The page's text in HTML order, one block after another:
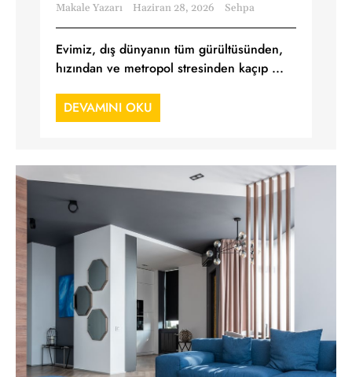
Makale Yazarı Haziran 28, 2026 Sehpa
Evimiz, dış dünyanın tüm gürültüsünden,
hızından ve metropol stresinden kaçıp ...
DEVAMINI OKU